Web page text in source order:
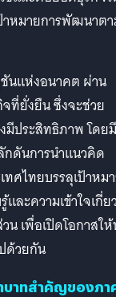
าหมายการพัฒนาต
ชันแห่งอนาคต ผ่าน
ที่ยั่งยืน ซึ่งจะช่วย
ประสิทธิภาพ โดยมี
กดันการนำแนวคิด
ทศไทยบรรลุเป้าหม
และความเข้าใจเกี่ย
เพื่อเปิดโอกาสใ
ด้วยกัน
บาทสำคัญของภา